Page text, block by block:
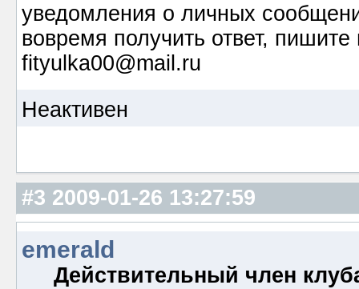
уведомления о личных
вовремя получить ответ,
fityulka00@mail.ru
Неактивен
#3 2009-01-26 13:27:59
emerald
Действительный член